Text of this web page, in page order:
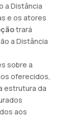
a Distância
e os atores
trará
a Distância
sobre a
oferecidos,
estrutura da
aos